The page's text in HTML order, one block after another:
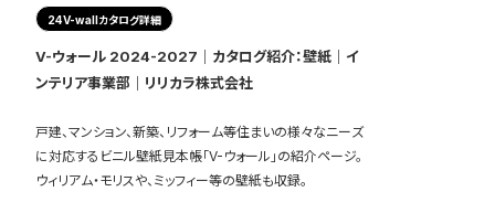
24V-wallカタログ詳細
V-ウォール 2024-2027｜カタログ紹介：壁紙｜イ
ンテリア事業部｜リリカラ株式会社
戸建、マンション、新築、リフォーム等住まいの様々なニーズ
に対応するビニル壁紙見本帳「V-ウォール」の紹介ページ。
ウィリアム・モリスや、ミッフィー等の壁紙も収録。